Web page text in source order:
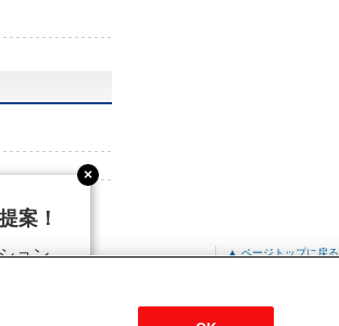
▲ ページトップに戻る
案！
ョン